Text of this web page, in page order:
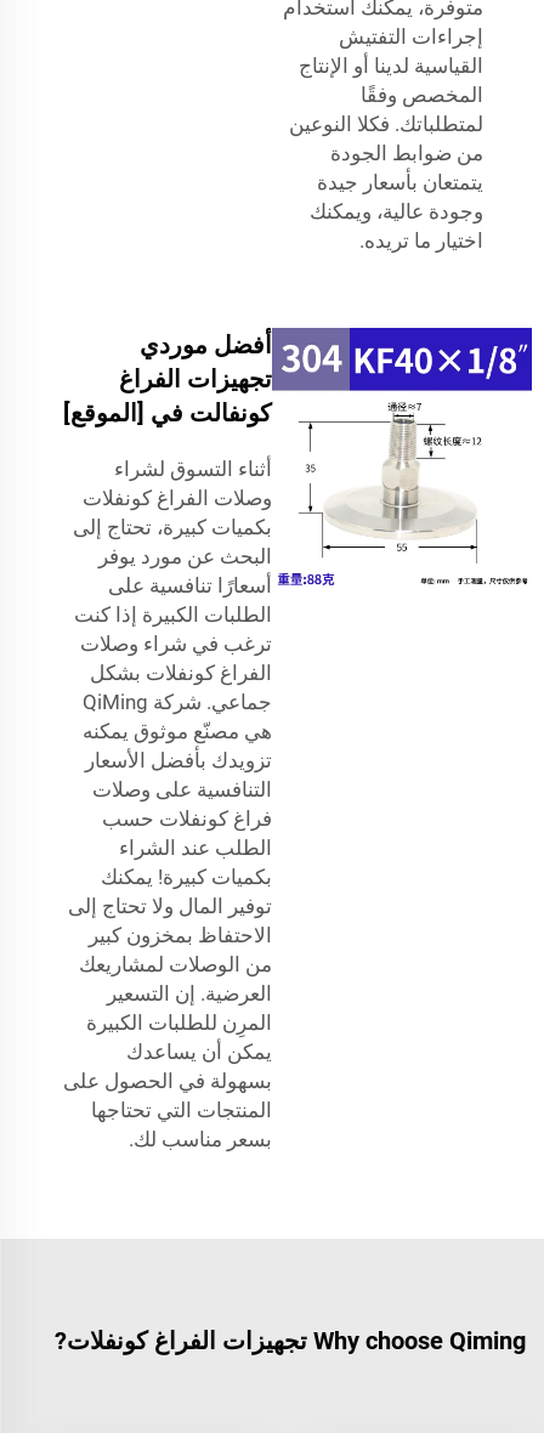
متوفرة، يمكنك استخدام
إجراءات التفتيش
القياسية لدينا أو الإنتاج
المخصص وفقًا
لمتطلباتك. فكلا النوعين
من ضوابط الجودة
يتمتعان بأسعار جيدة
وجودة عالية، ويمكنك
اختيار ما تريده.
أفضل موردي
تجهيزات الفراغ
كونفالت في [الموقع]
أثناء التسوق لشراء
وصلات الفراغ كونفلات
بكميات كبيرة، تحتاج إلى
البحث عن مورد يوفر
أسعارًا تنافسية على
الطلبات الكبيرة إذا كنت
ترغب في شراء وصلات
الفراغ كونفلات بشكل
جماعي. شركة QiMing
هي مصنّع موثوق يمكنه
تزويدك بأفضل الأسعار
التنافسية على وصلات
فراغ كونفلات حسب
الطلب عند الشراء
بكميات كبيرة! يمكنك
توفير المال ولا تحتاج إلى
الاحتفاظ بمخزون كبير
من الوصلات لمشاريعك
العرضية. إن التسعير
المرِن للطلبات الكبيرة
يمكن أن يساعدك
بسهولة في الحصول على
المنتجات التي تحتاجها
بسعر مناسب لك.
Why choose Qiming تجهيزات الفراغ كونفلات?